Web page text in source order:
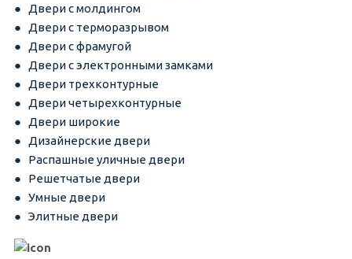
Двери с молдингом
Двери с терморазрывом
Двери с фрамугой
Двери с электронными замками
Двери трехконтурные
Двери четырехконтурные
Двери широкие
Дизайнерские двери
Распашные уличные двери
Решетчатые двери
Умные двери
Элитные двери